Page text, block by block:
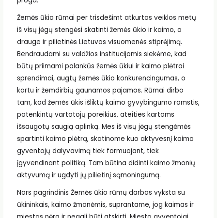
Žemės ūkio rūmai per trisdešimt atkurtos veiklos metų
iš visų jėgų stengėsi skatinti žemės ūkio ir kaimo, o
drauge ir pilietinės Lietuvos visuomenės stiprėjimą.
Bendraudami su valdžios institucijomis siekėme, kad
būtų priimami palankūs žemės ūkiui ir kaimo plėtrai
sprendimai, augtų žemės ūkio konkurencingumas, o
kartu ir žemdirbių gaunamos pajamos. Rūmai dirbo
tam, kad žemės ūkis išliktų kaimo gyvybingumo ramstis,
patenkintų vartotojų poreikius, ateities kartoms
išsaugotų saugią aplinką. Mes iš visų jėgų stengėmės
spartinti kaimo plėtrą, skatinome kuo aktyvesnį kaimo
gyventojų dalyvavimą tiek formuojant, tiek
įgyvendinant politiką. Tam būtina didinti kaimo žmonių
aktyvumą ir ugdyti jų pilietinį sąmoningumą.
Nors pagrindinis Žemės ūkio rūmų darbas vyksta su
ūkininkais, kaimo žmonėmis, suprantame, jog kaimas ir